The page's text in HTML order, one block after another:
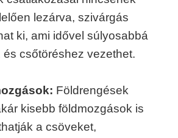
lezárva, szivárgás
ki, ami idővel súlyosabbá
és csőtöréshez vezethet.
Földrengések
kisebb földmozgások is
a csöveket,